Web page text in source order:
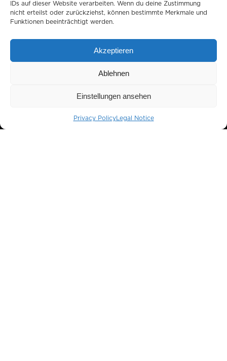
IDs auf dieser Website verarbeiten. Wenn du deine Zustimmung
nicht erteilst oder zurückziehst, können bestimmte Merkmale und
Funktionen beeinträchtigt werden.
Akzeptieren
Ablehnen
Einstellungen ansehen
Privacy PolicyLegal Notice